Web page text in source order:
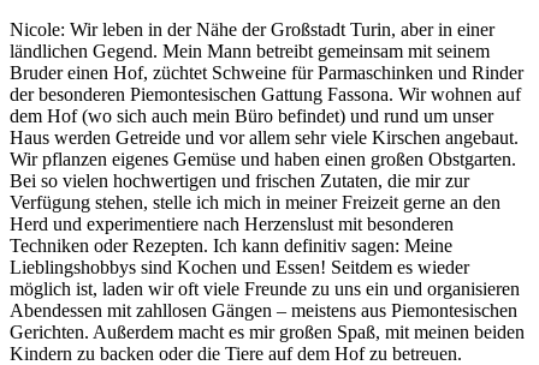
Nicole: Wir leben in der Nähe der Großstadt Turin, aber in einer
ländlichen Gegend. Mein Mann betreibt gemeinsam mit seinem
Bruder einen Hof, züchtet Schweine für Parmaschinken und Rinder
der besonderen Piemontesischen Gattung Fassona. Wir wohnen auf
dem Hof (wo sich auch mein Büro befindet) und rund um unser
Haus werden Getreide und vor allem sehr viele Kirschen angebaut.
Wir pflanzen eigenes Gemüse und haben einen großen Obstgarten.
Bei so vielen hochwertigen und frischen Zutaten, die mir zur
Verfügung stehen, stelle ich mich in meiner Freizeit gerne an den
Herd und experimentiere nach Herzenslust mit besonderen
Techniken oder Rezepten. Ich kann definitiv sagen: Meine
Lieblingshobbys sind Kochen und Essen! Seitdem es wieder
möglich ist, laden wir oft viele Freunde zu uns ein und organisieren
Abendessen mit zahllosen Gängen – meistens aus Piemontesischen
Gerichten. Außerdem macht es mir großen Spaß, mit meinen beiden
Kindern zu backen oder die Tiere auf dem Hof zu betreuen.